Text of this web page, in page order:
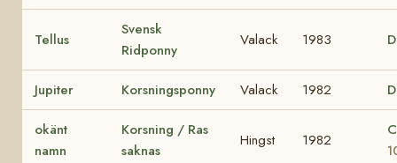
Tellus
Svensk
Ridponny
Valack 1983
Jupiter Korsningsponny Valack 1982
okänt
namn
Korsning / Ras
saknas
Hingst 1982